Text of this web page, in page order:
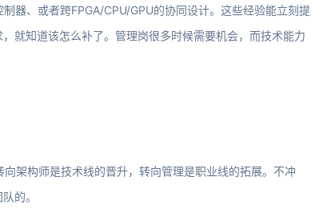
器、或者跨FPGA/CPU/GPU的协同设计。这些经验能立刻提
就知道该怎么补了。管理岗很多时候需要机会，而技术能力
架构师是技术线的晋升，转向管理是职业线的拓展。不冲
的。